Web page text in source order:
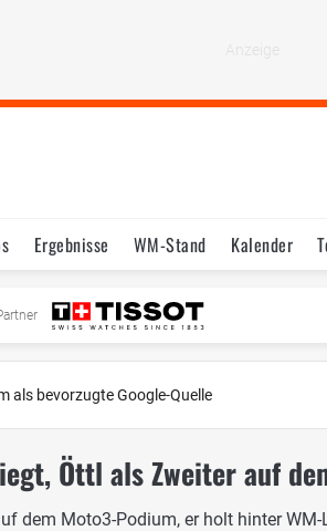
Ergebnisse WM-Stand Kalender
als bevorzugte Google-Quelle
Öttl als Zweiter auf
dem Moto3-Podium, er holt hinter